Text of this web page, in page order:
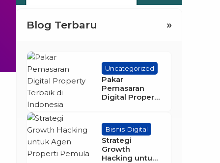
Blog Terbaru »
Uncategorized
Pakar
Pemasaran
Digital Property
Bisnis Digital
Strategi
Growth
Hacking untuk